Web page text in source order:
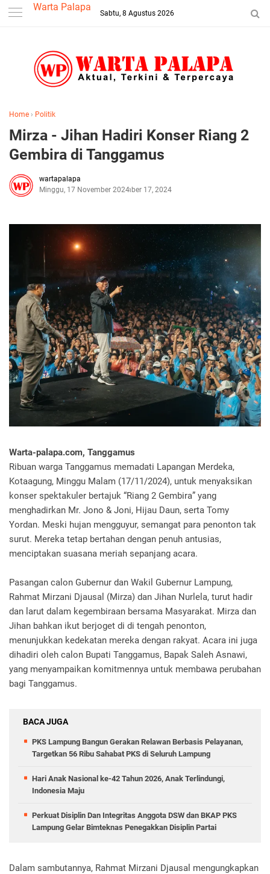
--> Warta Palapa
Sabtu, 8 Agustus 2026
Home › Politik
Mirza - Jihan Hadiri Konser Riang 2
Gembira di Tanggamus
wartapalapa
Minggu, 17 November 2024November 17, 2024
Warta-palapa.com, Tanggamus
Ribuan warga Tanggamus memadati Lapangan Merdeka,
Kotaagung, Minggu Malam (17/11/2024), untuk menyaksikan
konser spektakuler bertajuk “Riang 2 Gembira” yang
menghadirkan Mr. Jono & Joni, Hijau Daun, serta Tomy
Yordan. Meski hujan mengguyur, semangat para penonton tak
surut. Mereka tetap bertahan dengan penuh antusias,
menciptakan suasana meriah sepanjang acara.
Pasangan calon Gubernur dan Wakil Gubernur Lampung,
Rahmat Mirzani Djausal (Mirza) dan Jihan Nurlela, turut hadir
dan larut dalam kegembiraan bersama Masyarakat. Mirza dan
Jihan bahkan ikut berjoget di di tengah penonton,
menunjukkan kedekatan mereka dengan rakyat. Acara ini juga
dihadiri oleh calon Bupati Tanggamus, Bapak Saleh Asnawi,
yang menyampaikan komitmennya untuk membawa perubahan
bagi Tanggamus.
BACA JUGA
PKS Lampung Bangun Gerakan Relawan Berbasis Pelayanan,
Targetkan 56 Ribu Sahabat PKS di Seluruh Lampung
Hari Anak Nasional ke-42 Tahun 2026, Anak Terlindungi,
Indonesia Maju
Perkuat Disiplin Dan Integritas Anggota DSW dan BKAP PKS
Lampung Gelar Bimteknas Penegakkan Disiplin Partai
Dalam sambutannya, Rahmat Mirzani Djausal mengungkapkan